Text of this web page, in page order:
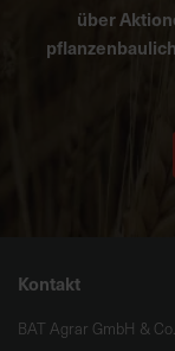
über
Kontakt
BAT Agrar GmbH &